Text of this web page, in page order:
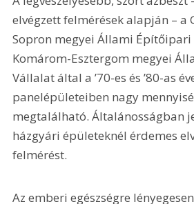
elvégzett felmérések alapján – a
Sopron megyei Állami Építőipari
Komárom-Esztergom megyei
Vállalat által a ’70-es és ’80-as
panelépületeiben nagy
megtalálható. Általánosságban
házgyári épületeknél érdemes
felmérést.
Az emberi egészségre